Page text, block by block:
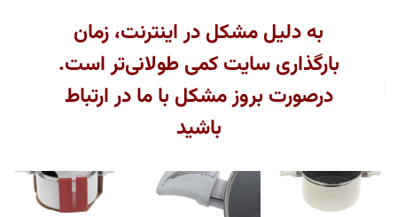
به دلیل مشکل در اینترنت، زمان
بارگذاری سایت کمی طولانی‌تر است.
درصورت بروز مشکل با ما در ارتباط
باشید
بزرگنمایی تصویر